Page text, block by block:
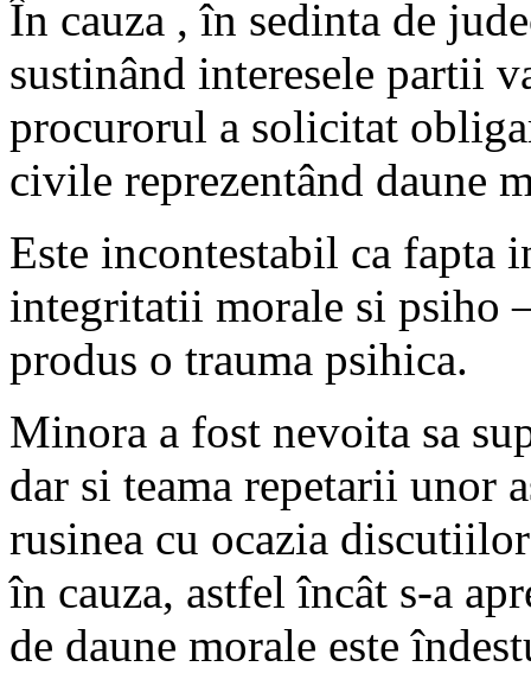
În cauza , în sedinta de
sustinând interesele partii
procurorul a solicitat
civile reprezentând daune
Este incontestabil ca fapta
integritatii morale si psiho
produs o trauma psihica.
Minora a fost nevoita sa
dar si teama repetarii unor
rusinea cu ocazia
în cauza, astfel încât s-a
de daune morale este